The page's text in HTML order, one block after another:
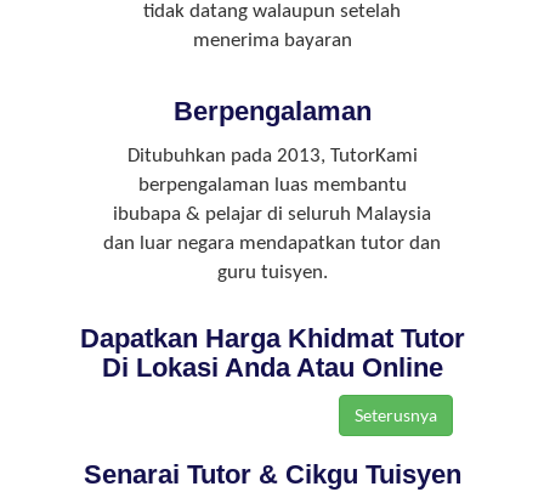
tidak datang walaupun setelah
menerima bayaran
Berpengalaman
Ditubuhkan pada 2013, TutorKami
berpengalaman luas membantu
ibubapa & pelajar di seluruh Malaysia
dan luar negara mendapatkan tutor dan
guru tuisyen.
Dapatkan Harga Khidmat Tutor
Di Lokasi Anda Atau Online
Senarai Tutor & Cikgu Tuisyen